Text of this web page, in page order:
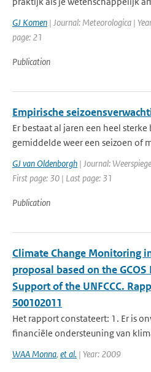
GJ Komen | Journal: Meteorologica |
page: 21
Publication
Empirische
Er bestaat al jaren een heel
gemiddelde weer een seizoen of
GJ van Oldenborgh | Journal:
First page: 30 | Last page: 31
Publication
Climate Change Monitoring
proposal based on the
Support of the UNFCCC.
500102011
Het rapport constateert: 1. Er is
financiële ondersteuning van
WAA Monna, et al. | Year: 2009